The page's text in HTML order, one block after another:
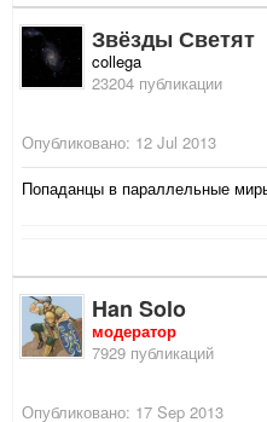
Звёзды Светят
collega
23204 публикации
Опубликовано: 12 Jul 2013
Попаданцы в параллельные
Han Solo
модератор
7929 публикаций
Опубликовано: 17 Sep 2013